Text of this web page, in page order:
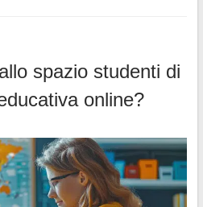
spazio studenti di
online?